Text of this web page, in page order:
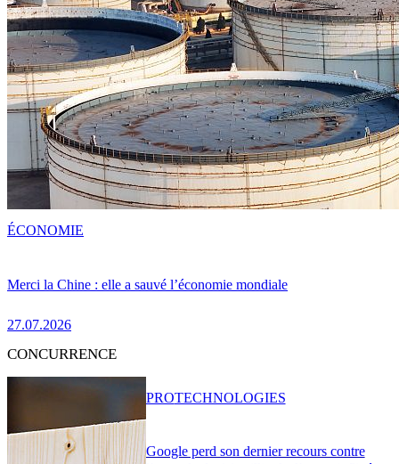
Merci la Chine : elle a sauvé l’économie mondiale
27.07.2026
ÉCONOMIE
CONCURRENCE
Google perd son dernier recours contre
PROTECHNOLOGIES